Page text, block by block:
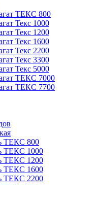
ТЕКС 800
Текс 1000
Текс 1200
Текс 1600
Текс 2200
Текс 3300
Текс 5000
ТЕКС 7000
ТЕКС 7700
ТЕКС 800
ТЕКС 1000
ТЕКС 1200
ТЕКС 1600
ТЕКС 2200